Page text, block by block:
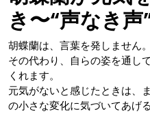
き〜“声なき声
胡蝶蘭は、言葉を発しません。
その代わり、自らの姿を通し
くれます。
元気がないと感じたときは、
の小さな変化に気づいてあげ